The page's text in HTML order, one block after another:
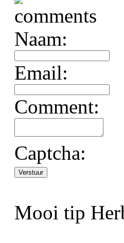
Naam:
Email:
Comment:
Captcha:
Mooi tip